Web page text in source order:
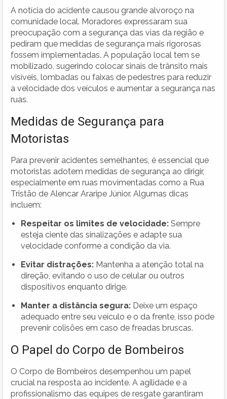
A notícia do acidente causou grande alvoroço na
comunidade local. Moradores expressaram sua
preocupação com a segurança das vias da região e
pediram que medidas de segurança mais rigorosas
fossem implementadas. A população local tem se
mobilizado, sugerindo colocar sinais de trânsito mais
visíveis, lombadas ou faixas de pedestres para reduzir
a velocidade dos veículos e aumentar a segurança nas
ruas.
Medidas de Segurança para
Motoristas
Para prevenir acidentes semelhantes, é essencial que
motoristas adotem medidas de segurança ao dirigir,
especialmente em ruas movimentadas como a Rua
Tristão de Alencar Araripe Júnior. Algumas dicas
incluem:
Respeitar os limites de velocidade: Sempre
esteja ciente das sinalizações e adapte sua
velocidade conforme a condição da via.
Evitar distrações: Mantenha a atenção total na
direção, evitando o uso de celular ou outros
dispositivos enquanto dirige.
Manter a distância segura: Deixe um espaço
adequado entre seu veículo e o da frente, isso pode
prevenir colisões em caso de freadas bruscas.
O Papel do Corpo de Bombeiros
O Corpo de Bombeiros desempenhou um papel
crucial na resposta ao incidente. A agilidade e a
profissionalismo das equipes de resgate garantiram